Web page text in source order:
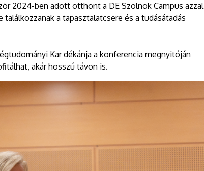
2024-ben adott otthont a DE Szolnok Campus azzal
a tapasztalatcsere és a tudásátadás
Kar dékánja a konferencia megnyitóján
akár hosszú távon is.